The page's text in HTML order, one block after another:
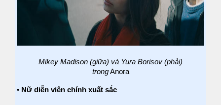
Mikey Madison (giữa) và Yura Borisov (phải)
trongAnora
• Nữ diễn viên chính xuất sắc